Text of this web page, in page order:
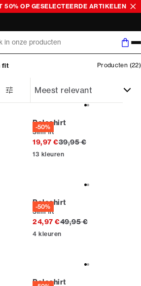
50% OP GESELECTEERDE ARTIKELEN
fit Producten (22)
-50%
Poloshirt
Slim fit
19,97 €Originele prijs
39,95 €
13 kleuren
-50%
Poloshirt
Slim fit
24,97 €Originele prijs
49,95 €
4 kleuren
Poloshirt